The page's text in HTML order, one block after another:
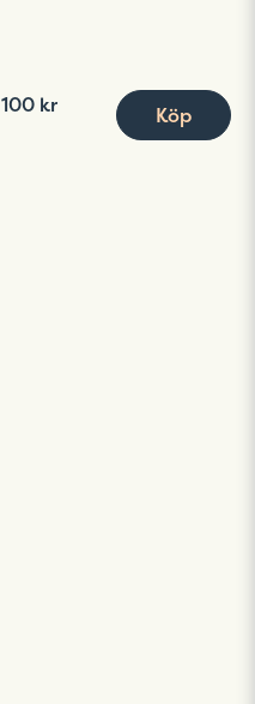
100 kr Köp